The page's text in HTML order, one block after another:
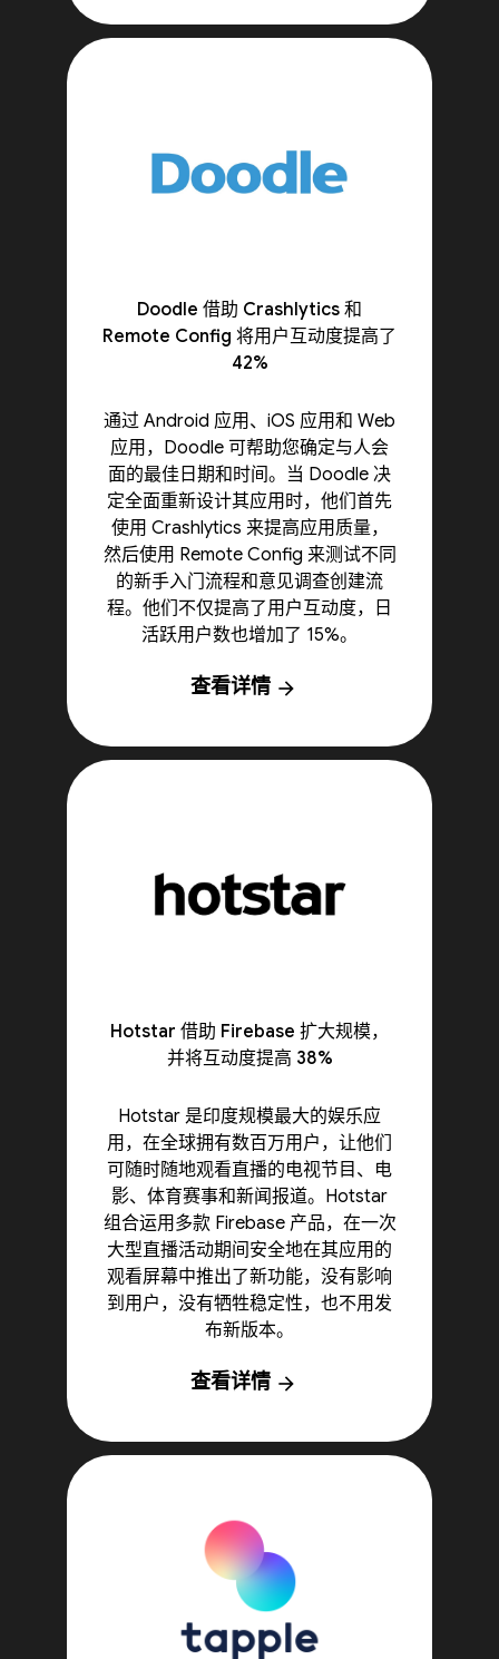
Doodle 借助 Crashlytics 和
Remote Config 将用户互动度提高了
42%
通过 Android 应用、iOS 应用和 Web
应用，Doodle 可帮助您确定与人会
面的最佳日期和时间。当 Doodle 决
定全面重新设计其应用时，他们首先
使用 Crashlytics 来提高应用质量，
然后使用 Remote Config 来测试不同
的新手入门流程和意见调查创建流
程。他们不仅提高了用户互动度，日
活跃用户数也增加了 15%。
查看详情 arrow_forward
Hotstar 借助 Firebase 扩大规模，
并将互动度提高 38%
Hotstar 是印度规模最大的娱乐应
用，在全球拥有数百万用户，让他们
可随时随地观看直播的电视节目、电
影、体育赛事和新闻报道。Hotstar
组合运用多款 Firebase 产品，在一次
大型直播活动期间安全地在其应用的
观看屏幕中推出了新功能，没有影响
到用户，没有牺牲稳定性，也不用发
布新版本。
查看详情 arrow_forward